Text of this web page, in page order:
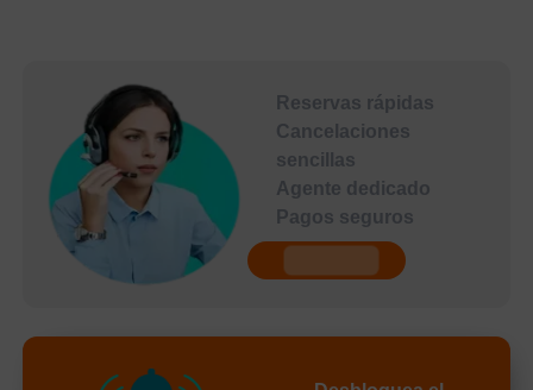
Reservas rápidas
Cancelaciones
sencillas
Agente dedicado
Pagos seguros